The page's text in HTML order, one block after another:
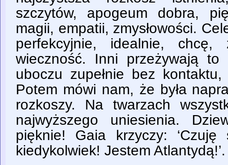
szczytów, apogeum dobra,
magii, empatii, zmysłowości.
perfekcyjnie, idealnie, chcę,
wieczność. Inni przeżywają
uboczu zupełnie bez
Potem mówi nam, że była
rozkoszy. Na twarzach
najwyższego uniesienia.
pięknie! Gaia krzyczy:
kiedykolwiek! Jestem Atlantydą!’.